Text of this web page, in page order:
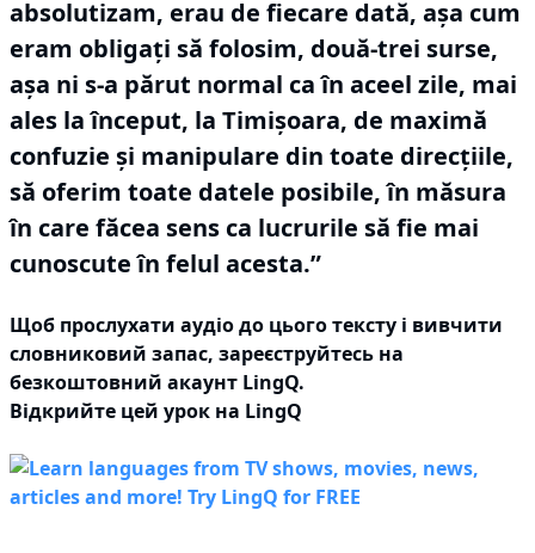
absolutizam, erau de fiecare dată, așa cum
eram obligați să folosim, două-trei surse,
așa ni s-a părut normal ca în aceel zile, mai
ales la început, la Timișoara, de maximă
confuzie și manipulare din toate direcțiile,
să oferim toate datele posibile, în măsura
în care făcea sens ca lucrurile să fie mai
cunoscute în felul acesta.”
Щоб прослухати аудіо до цього тексту і вивчити
словниковий запас, зареєструйтесь на
безкоштовний акаунт LingQ.
Відкрийте цей урок на LingQ